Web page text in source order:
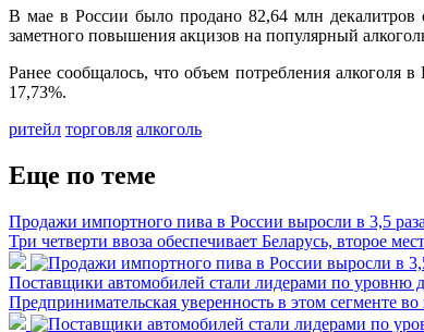
В мае в России было продано 82,64 млн декалитров
заметного повышения акцизов на популярный
Ранее сообщалось, что объем потребления алкоголя
17,73%.
ритейл торговля алкоголь
Еще по теме
Продажи импортного пива в России выросли в 3,5 раза
Три четверти ввоза обеспечивает Беларусь, второе
Поставщики автомобилей стали лидерами по уровню
Предпринимательская уверенность в этом сегменте